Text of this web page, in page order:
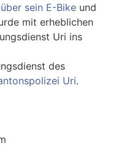
sein E-Bike und
mit erheblichen
Uri ins
des
Uri.